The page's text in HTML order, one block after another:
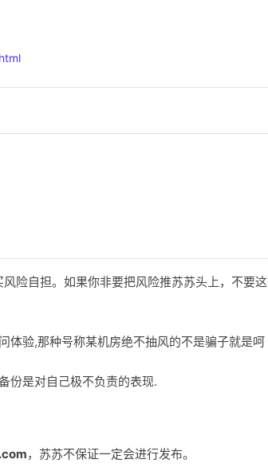
险自担。如果你非要把风险推苏苏头上，不要这
体验,那种号称某机房绝不抽风的不是骗子就是呵
份是对自己极不负责的表现.
，苏苏不保证一定会进行发布。